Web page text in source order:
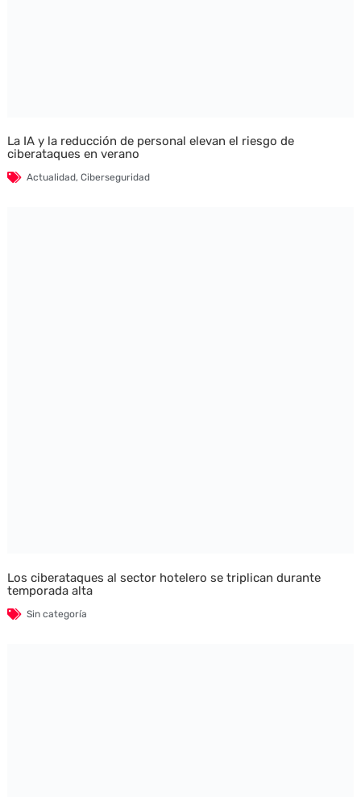
La IA y la reducción de personal elevan el riesgo de
ciberataques en verano
Actualidad, Ciberseguridad
Los ciberataques al sector hotelero se triplican durante
temporada alta
Sin categoría